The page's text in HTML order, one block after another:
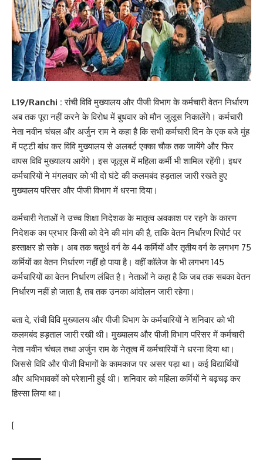
L19/Ranchi : रांची विवि मुख्यालय और पीजी विभाग के कर्मचारी वेतन निर्धारण
अब तक पूरा नहीं करने के विरोध में बुधवार को मौन जुलूस निकालेंगे। कर्मचारी
नेता नवीन चंचल और अर्जुन राम ने कहा है कि सभी कर्मचारी दिन के एक बजे मुंह
में पट्टी बांध कर विवि मुख्यालय से अलबर्ट एक्का चौक तक जायेंगे और फिर
वापस विवि मुख्यालय आयेंगे। इस जूलूस में महिला कर्मी भी शामिल रहेंगी। इधर
कर्मचारियों ने मंगलवार को भी दो घंटे की कलमबंद हड़ताल जारी रखते हुए
मुख्यालय परिसर और पीजी विभाग में धरना दिया।
कर्मचारी नेताओं ने उच्च शिक्षा निदेशक के मातृत्व अवकाश पर रहने के कारण
निदेशक का प्रभार किसी को देने की मांग की है, ताकि वेतन निर्धारण रिपोर्ट पर
हस्ताक्षर हो सके। अब तक चतुर्थ वर्ग के 44 कर्मियों और तृतीय वर्ग के लगभग 75
कर्मियों का वेतन निर्धारण नहीं हो पाया है। वहीं कॉलेज के भी लगभग 145
कर्मचारियों का वेतन निर्धारण लंबित है। नेताओं ने कहा है कि जब तक सबका वेतन
निर्धारण नहीं हो जाता है, तब तक उनका आंदोलन जारी रहेगा।
बता दे, रांची विवि मुख्यालय और पीजी विभाग के कर्मचारियों ने शनिवार को भी
कलमबंद हड़ताल जारी रखी थी। मुख्यालय और पीजी विभाग परिसर में कर्मचारी
नेता नवीन चंचल तथा अर्जुन राम के नेतृत्व में कर्मचारियों ने धरना दिया था।
जिससे विवि और पीजी विभागों के कामकाज पर असर पड़ा था। कई विद्यार्थियों
और अभिभावकों को परेशानी हुई थी। शनिवार को महिला कर्मियों ने बढ़चढ़ कर
हिस्सा लिया था।
[